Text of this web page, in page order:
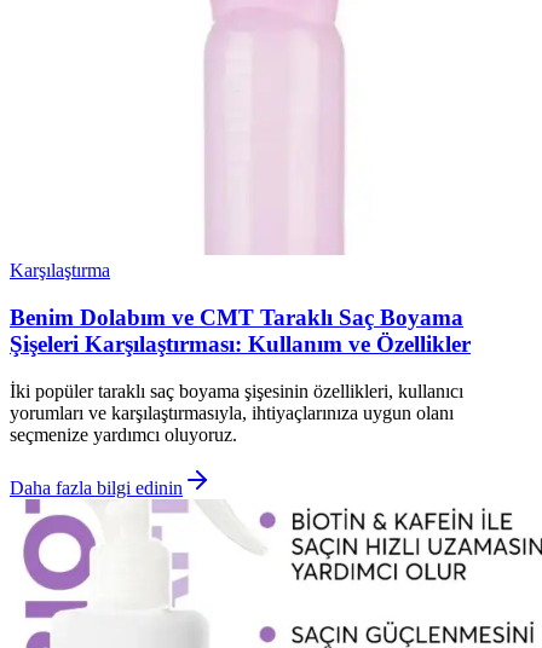
Karşılaştırma
Benim Dolabım ve CMT Taraklı Saç Boyama
Şişeleri Karşılaştırması: Kullanım ve Özellikler
İki popüler taraklı saç boyama şişesinin özellikleri, kullanıcı
yorumları ve karşılaştırmasıyla, ihtiyaçlarınıza uygun olanı
seçmenize yardımcı oluyoruz.
Daha fazla bilgi edinin